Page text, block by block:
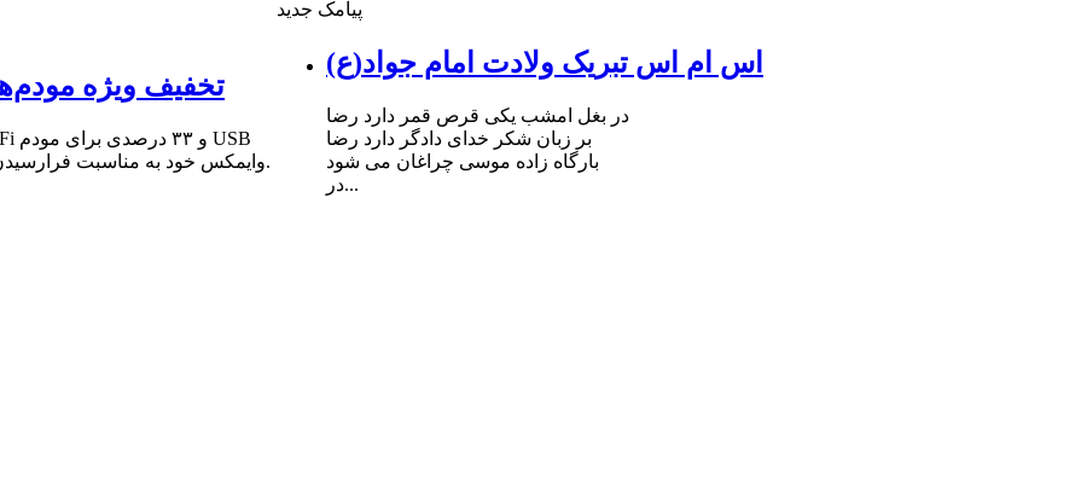
تخفیف ویژه
وایمکس خود به مناسبت فرارسیدن سالروز میلاد مبارک حضرت امام علی (ع) و روز پدر خبر داد.
پیامک جدید
اس ام اس تبریک ولادت امام جواد(ع)
در بغل امشب یکى قرص قمر دارد رضا
بر زبان شکر خداى دادگر دارد رضا
بارگاه زاده موسى چراغان مى شود
در...